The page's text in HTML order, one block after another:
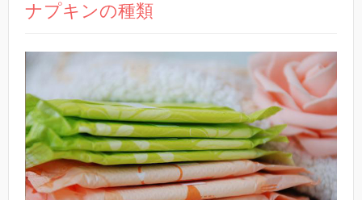
ナプキンの種類